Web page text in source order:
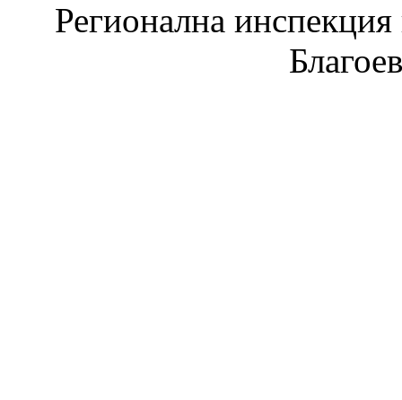
Регионална